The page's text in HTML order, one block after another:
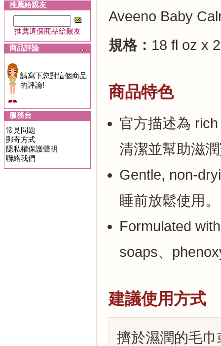
推薦給親友
推薦這個商品給親友
商品評論
請寫下您對這個商品
的評論!
服務台
常見問題
郵寄方式
隱私權保護聲明
聯絡我們
Aveeno Baby
規格： 18 fl oz x
商品特色
官方描述為
清潔並幫助滋
Gentle, non-
睡前放鬆使用。
Formulated
soaps、
建議使用方式
擠於濕潤的毛